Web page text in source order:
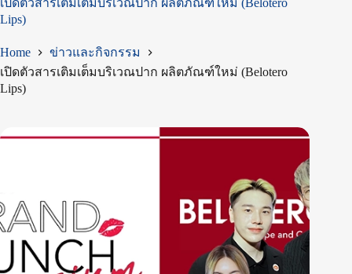
เปิดตัวสารเติมเต็มบริเวณปาก ผลิตภัณฑ์ใหม่ (Belotero
Lips)
Home
ข่าวและกิจกรรม
เปิดตัวสารเติมเต็มบริเวณปาก ผลิตภัณฑ์ใหม่ (Belotero
Lips)